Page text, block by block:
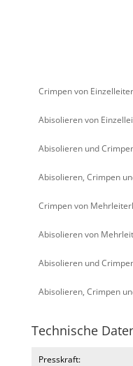
Crimpen von
Abisolieren von
Abisolieren und
Abisolieren, Crimpen
Crimpen von
Abisolieren von
Abisolieren und
Abisolieren, Crimpen
Technische
Presskraft: